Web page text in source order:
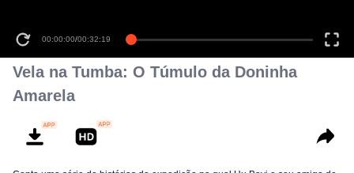
00:00:00/00:32:19
Vela na Tumba: O Túmulo da Doninha
Amarela